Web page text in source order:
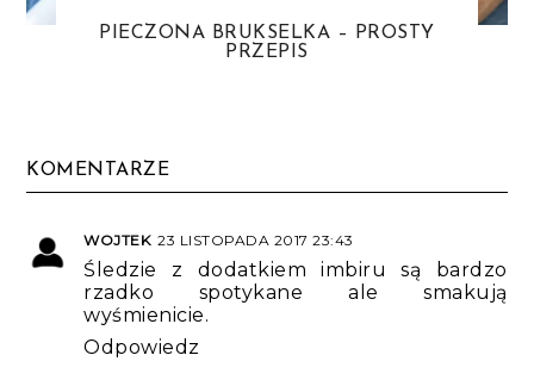
PIECZONA BRUKSELKA – PROSTY
PRZEPIS
KOMENTARZE
WOJTEK 23 LISTOPADA 2017 23:43
Śledzie z dodatkiem imbiru są bardzo
rzadko spotykane ale smakują
wyśmienicie.
Odpowiedz